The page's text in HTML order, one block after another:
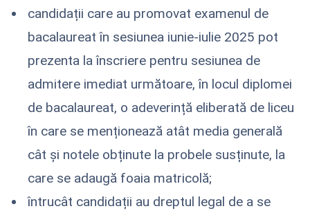
candidații care au promovat examenul de
bacalaureat în sesiunea iunie-iulie 2025 pot
prezenta la înscriere pentru sesiunea de
admitere imediat următoare, în locul diplomei
de bacalaureat, o adeverință eliberată de liceu
în care se menționează atât media generală
cât și notele obținute la probele susținute, la
care se adaugă foaia matricolă;
întrucât candidații au dreptul legal de a se